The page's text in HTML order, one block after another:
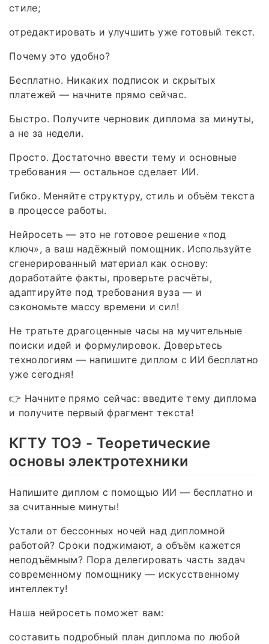
стиле;
отредактировать и улучшить уже готовый текст.
Почему это удобно?
Бесплатно. Никаких подписок и скрытых
платежей — начните прямо сейчас.
Быстро. Получите черновик диплома за минуты,
а не за недели.
Просто. Достаточно ввести тему и основные
требования — остальное сделает ИИ.
Гибко. Меняйте структуру, стиль и объём текста
в процессе работы.
Нейросеть — это не готовое решение «под
ключ», а ваш надёжный помощник. Используйте
сгенерированный материал как основу:
доработайте факты, проверьте расчёты,
адаптируйте под требования вуза — и
сэкономьте массу времени и сил!
Не тратьте драгоценные часы на мучительные
поиски идей и формулировок. Доверьтесь
технологиям — напишите диплом с ИИ бесплатно
уже сегодня!
👉 Начните прямо сейчас: введите тему диплома
и получите первый фрагмент текста!
КГТУ ТОЭ - Теоретические
основы электротехники
Напишите диплом с помощью ИИ — бесплатно и
за считанные минуты!
Устали от бессонных ночей над дипломной
работой? Сроки поджимают, а объём кажется
неподъёмным? Пора делегировать часть задач
современному помощнику — искусственному
интеллекту!
Наша нейросеть поможет вам:
составить подробный план диплома по любой